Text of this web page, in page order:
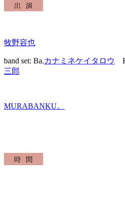
牧野容也
band set: Ba.カナミネケイタロウ
三郎
MURABANKU。